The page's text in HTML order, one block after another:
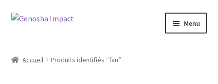
Aller
navigation
Aller
Menu
Accueil Produits identifiés “fan”